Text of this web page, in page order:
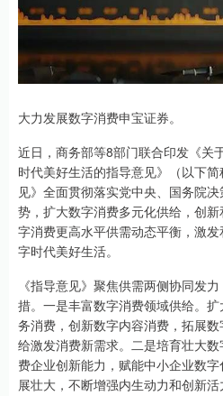
大力发展数字消费申宝证券。
近日，商务部等8部门联合印发《关
时代美好生活的指导意见》（以下
见》全面贯彻落实党中央、国务院
势，扩大数字消费多元化供给，创
字消费更高水平供需动态平衡，激
字时代美好生活。
《指导意见》聚焦供需两侧协同发
措。一是丰富数字消费领域供给。
务消费，创新数字内容消费，拓展
给激发消费新需求。二是培育壮大
费企业创新能力，赋能中小企业数
展壮大，不断增强内生动力和创新